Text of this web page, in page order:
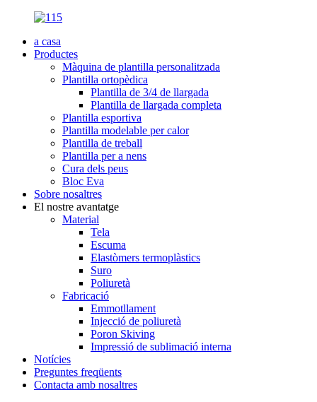
a casa
Productes
Màquina de plantilla personalitzada
Plantilla ortopèdica
Plantilla de 3/4 de llargada
Plantilla de llargada completa
Plantilla esportiva
Plantilla modelable per calor
Plantilla de treball
Plantilla per a nens
Cura dels peus
Bloc Eva
Sobre nosaltres
El nostre avantatge
Material
Tela
Escuma
Elastòmers termoplàstics
Suro
Poliuretà
Fabricació
Emmotllament
Injecció de poliuretà
Poron Skiving
Impressió de sublimació interna
Notícies
Preguntes freqüents
Contacta amb nosaltres